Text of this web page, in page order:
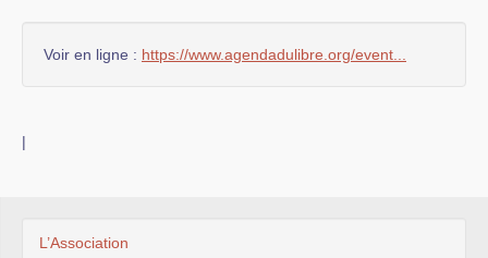
Voir en ligne : https://www.agendadulibre.org/event...
|
L’Association